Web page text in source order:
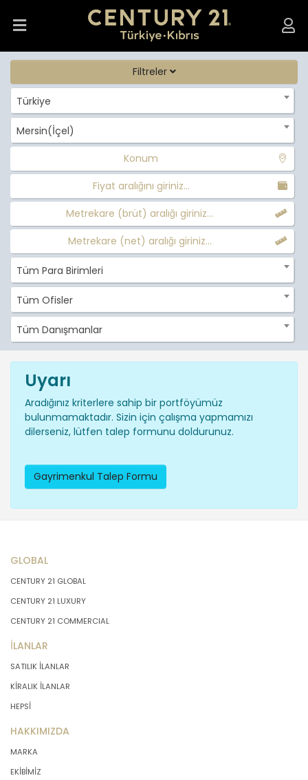
Filtreler
Türkiye
Mersin(İçel)
Konum
Fiyat aralığını giriniz...
Metrekare (brüt) aralığı giriniz...
Metrekare (net) aralığı giriniz...
Tüm Para Birimleri
Tüm Ofisler
Tüm Danışmanlar
Uyarı
Aradığınız kriterlere sahip bir portföyümüz
bulunmamaktadır. Sizin için çalışma yapmamızı
dilerseniz, lütfen talep formunu doldurunuz.
Gayrimenkul Talep Formu
GLOBAL
CENTURY 21 GLOBAL
CENTURY 21 LUXURY
CENTURY 21 COMMERCIAL
İLANLAR
SATILIK İLANLAR
KİRALIK İLANLAR
HEPSİ
HAKKIMIZDA
MARKA
EKİBİMİZ